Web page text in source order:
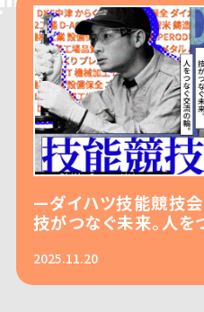
—ダイハツ技能競技
技がつなぐ未来。人を
2025.11.20